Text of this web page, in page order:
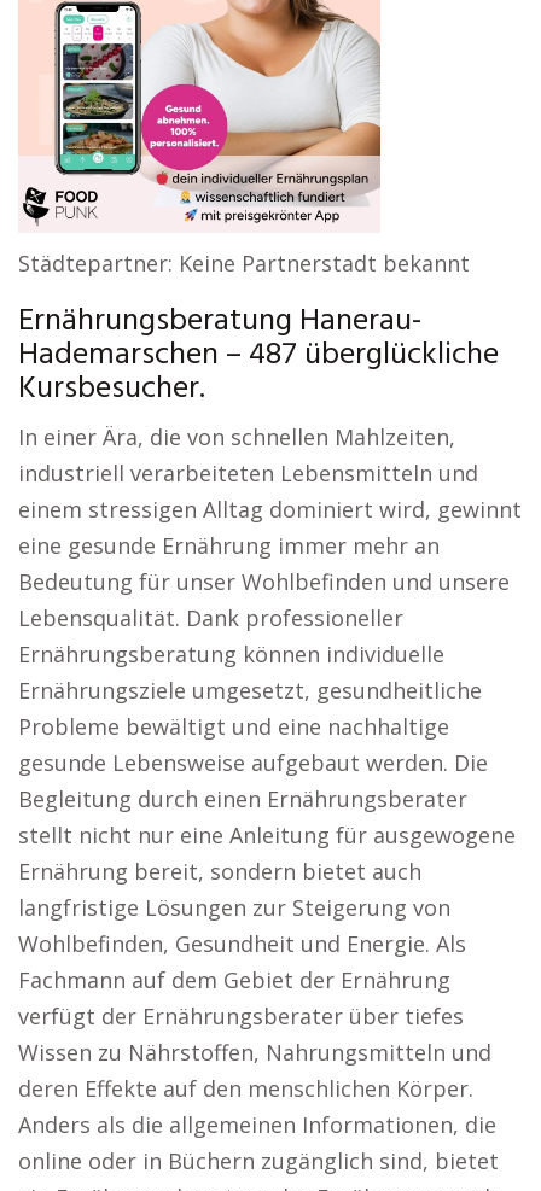
Städtepartner: Keine Partnerstadt bekannt
Ernährungsberatung Hanerau-
Hademarschen – 487 überglückliche
Kursbesucher.
In einer Ära, die von schnellen Mahlzeiten,
industriell verarbeiteten Lebensmitteln und
einem stressigen Alltag dominiert wird, gewinnt
eine gesunde Ernährung immer mehr an
Bedeutung für unser Wohlbefinden und unsere
Lebensqualität. Dank professioneller
Ernährungsberatung können individuelle
Ernährungsziele umgesetzt, gesundheitliche
Probleme bewältigt und eine nachhaltige
gesunde Lebensweise aufgebaut werden. Die
Begleitung durch einen Ernährungsberater
stellt nicht nur eine Anleitung für ausgewogene
Ernährung bereit, sondern bietet auch
langfristige Lösungen zur Steigerung von
Wohlbefinden, Gesundheit und Energie. Als
Fachmann auf dem Gebiet der Ernährung
verfügt der Ernährungsberater über tiefes
Wissen zu Nährstoffen, Nahrungsmitteln und
deren Effekte auf den menschlichen Körper.
Anders als die allgemeinen Informationen, die
online oder in Büchern zugänglich sind, bietet